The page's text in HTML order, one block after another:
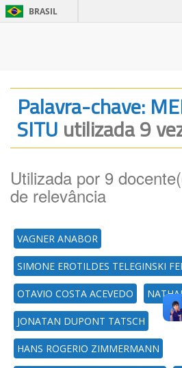
BRASIL
Palavra-chave:
SITU utilizada 9
Utilizada por 9
de relevância
VAGNER ANABOR
SIMONE EROTILDES TELEGINSKI
OTAVIO COSTA ACEVEDO
JONATAN DUPONT TATSCH
HANS ROGERIO ZIMMERMANN